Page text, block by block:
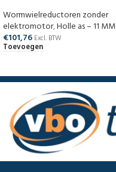
Wormwielreductoren zonder
elektromotor,Holle as – 11 MM
€101,76 Excl. BTW
Toevoegen